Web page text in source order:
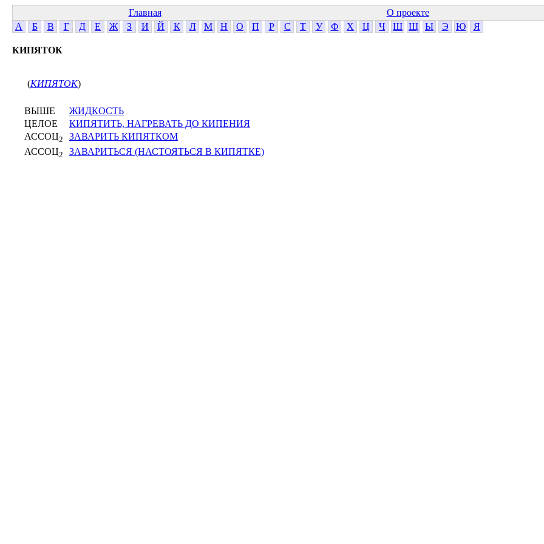
Главная О проекте
А
Б В Г Д Е Ж З И Й К Л М Н О П Р С Т У Ф Х Ц Ч Ш Щ Ы Э Ю Я
КИПЯТОК
(КИПЯТОК)
ВЫШЕ
ЖИДКОСТЬ
ЦЕЛОЕ
КИПЯТИТЬ, НАГРЕВАТЬ ДО КИПЕНИЯ
АССОЦ2
ЗАВАРИТЬ КИПЯТКОМ
АССОЦ2 ЗАВАРИТЬСЯ (НАСТОЯТЬСЯ В КИПЯТКЕ)